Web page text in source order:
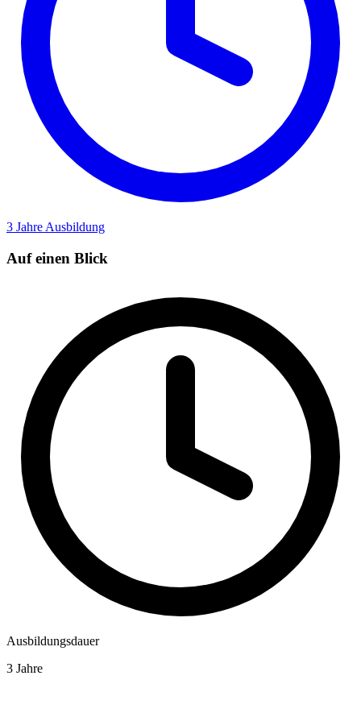
3 Jahre Ausbildung
Auf einen Blick
Ausbildungsdauer
3 Jahre